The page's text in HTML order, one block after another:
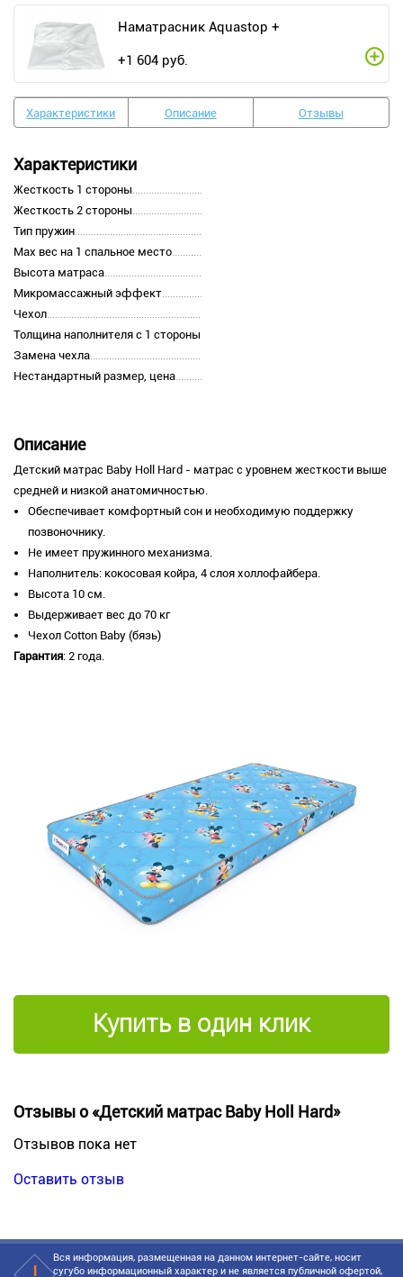
Наматрасник Aquastop +
+1 604 руб.
Характеристики Описание Отзывы
Характеристики
Жесткость 1 стороны
Жесткость 2 стороны
Тип пружин
Max вес на 1 спальное место
Высота матраса
Микромассажный эффект
Чехол
Толщина наполнителя с 1 стороны
Замена чехла
Нестандартный размер, цена
Описание
Детский матрас Baby Holl Hard - матрас с уровнем жесткости выше
средней и низкой анатомичностью.
Обеспечивает комфортный сон и необходимую поддержку
позвоночнику.
Не имеет пружинного механизма.
Наполнитель: кокосовая койра, 4 слоя холлофайбера.
Высота 10 см.
Выдерживает вес до 70 кг
Чехол Cotton Baby (бязь)
Гарантия: 2 года.
Купить в один клик
Отзывы о «Детский матрас Baby Holl Hard»
Отзывов пока нет
Оставить отзыв
Вся информация, размещенная на данном интернет-сайте, носит
сугубо информационный характер и не является публичной офертой,